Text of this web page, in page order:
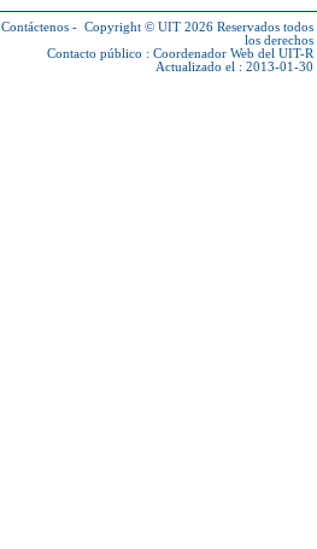
Contáctenos - Copyright © UIT 2026 Reservados todos
los derechos
Contacto público : Coordenador Web del UIT-R
Actualizado el : 2013-01-30